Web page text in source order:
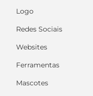
Logo
Redes Sociais
Websites
Ferramentas
Mascotes